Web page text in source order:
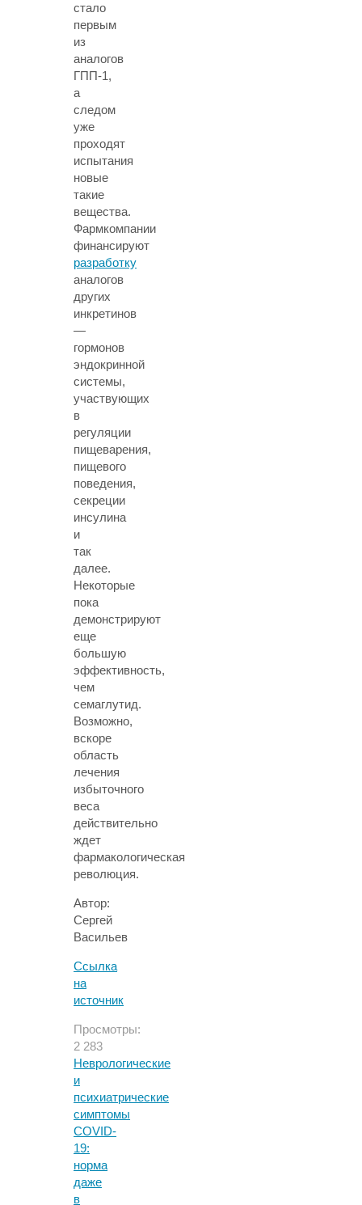
стало
первым
из
аналогов
ГПП-1,
а
следом
уже
проходят
испытания
новые
такие
вещества.
Фармкомпании
финансируют
разработку
аналогов
других
инкретинов
—
гормонов
эндокринной
системы,
участвующих
в
регуляции
пищеварения,
пищевого
поведения,
секреции
инсулина
и
так
далее.
Некоторые
пока
демонстрируют
еще
большую
эффективность,
чем
семаглутид.
Возможно,
вскоре
область
лечения
избыточного
веса
действительно
ждет
фармакологическая
революция.
Автор:
Сергей
Васильев
Ссылка
на
источник
Просмотры:
2 283
Неврологические
и
психиатрические
симптомы
COVID-
19:
норма
даже
в